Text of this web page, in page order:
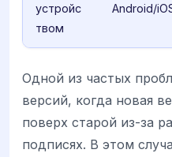
устройс
твом
Android/
Одной из частых
версий, когда новая
поверх старой из-за
подписях. В этом